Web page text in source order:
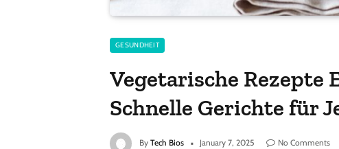
GESUNDHEIT
Vegetarische Rezepte
Schnelle Gerichte für
By Tech Bios January 7, 2025 No Comments